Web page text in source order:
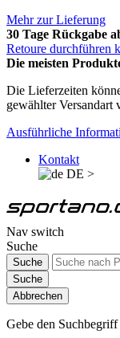
Mehr zur Lieferung
30 Tage Rückgabe
Retoure durchführen
Die meisten
Die Lieferzeiten
gewählter Versandart
Ausführliche
Kontakt
DE >
Nav switch
Suche
Suche
Suche
Abbrechen
Gebe den